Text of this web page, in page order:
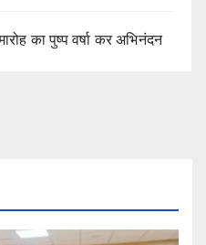
का पुष्प वर्षा कर अभिनंदन